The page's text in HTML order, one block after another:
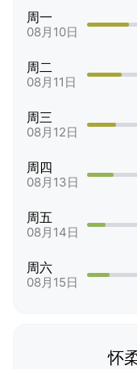
周一
08月10日
周二
08月11日
周三
08月12日
周四
08月13日
周五
08月14日
周六
08月15日
怀